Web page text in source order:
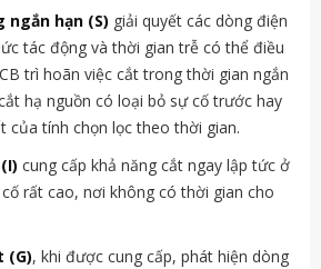
ngắn hạn (S) giải quyết các dòng điện
tác động và thời gian trễ có thể điều
trì hoãn việc cắt trong thời gian ngắn
hạ nguồn có loại bỏ sự cố trước hay
tính chọn lọc theo thời gian.
cung cấp khả năng cắt ngay lập tức ở
rất cao, nơi không có thời gian cho
(G), khi được cung cấp, phát hiện dòng